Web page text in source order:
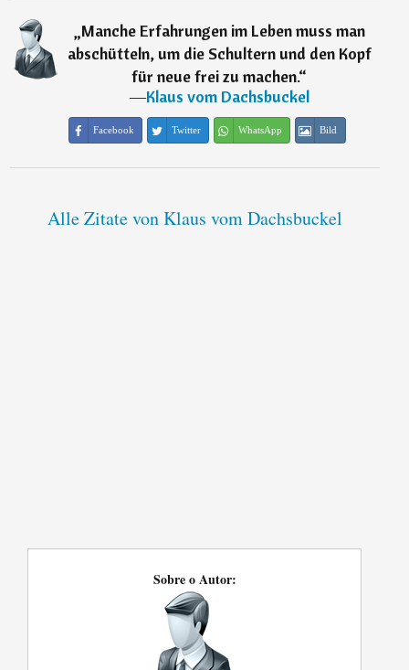
„Manche Erfahrungen im Leben muss man
abschütteln, um die Schultern und den Kopf
für neue frei zu machen.“
―Klaus vom Dachsbuckel
Facebook Twitter WhatsApp Bild
Alle Zitate von Klaus vom Dachsbuckel
Sobre o Autor: